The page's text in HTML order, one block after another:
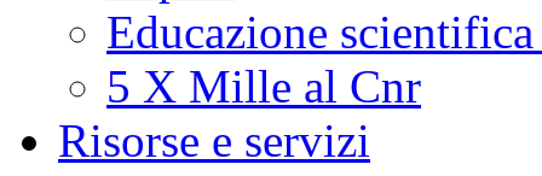
Educazione
5 X Mille al Cnr
Risorse e servizi